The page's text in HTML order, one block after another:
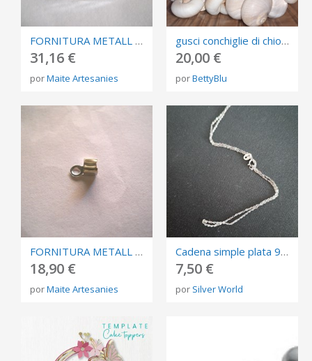
FORNITURA METALL REFERÈNCIA: C24
31,16 €
porMaite Artesanies
gusci conchiglie di chiocciole di mare
20,00 €
porBettyBlu
FORNITURA METALL REFERÈNCIA: C41
18,90 €
porMaite Artesanies
Cadena simple plata 925
7,50 €
por Silver World